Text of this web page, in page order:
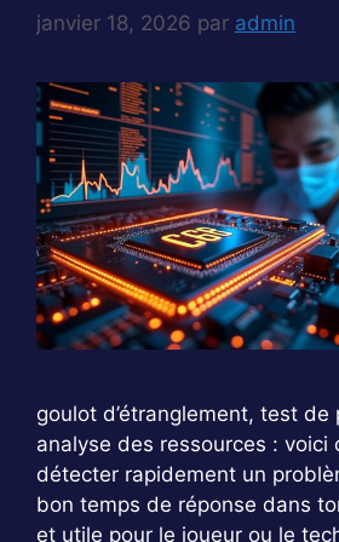
janvier 18, 2026 par admin
goulot d’étranglement, test de
analyse des ressources : voici
détecter rapidement un
bon temps de réponse dans
et utile pour le joueur ou le